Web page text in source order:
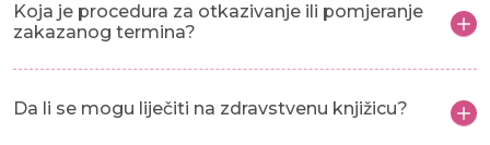
Koja je procedura za otkazivanje ili pomjeranje
zakazanog termina?
Da li se mogu liječiti na zdravstvenu knjižicu?